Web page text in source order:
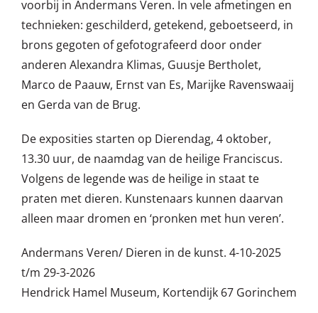
voorbij in Andermans Veren. In vele afmetingen en
technieken: geschilderd, getekend, geboetseerd, in
brons gegoten of gefotografeerd door onder
anderen Alexandra Klimas, Guusje Bertholet,
Marco de Paauw, Ernst van Es, Marijke Ravenswaaij
en Gerda van de Brug.
De exposities starten op Dierendag, 4 oktober,
13.30 uur, de naamdag van de heilige Franciscus.
Volgens de legende was de heilige in staat te
praten met dieren. Kunstenaars kunnen daarvan
alleen maar dromen en ‘pronken met hun veren’.
Andermans Veren/ Dieren in de kunst. 4-10-2025
t/m 29-3-2026
Hendrick Hamel Museum, Kortendijk 67 Gorinchem